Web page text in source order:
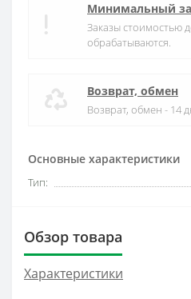
Основные характеристики
Тип:
Минимальный
Заказы стоимостью
обрабатываются.
Возврат, обмен
Возврат, обмен - 14
Обзор товара
Характеристики